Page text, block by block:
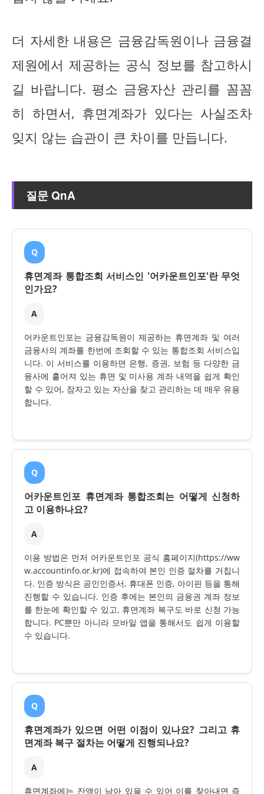
더 자세한 내용은 금융감독원이나 금융결
제원에서 제공하는 공식 정보를 참고하시
길 바랍니다. 평소 금융자산 관리를 꼼꼼
히 하면서, 휴면계좌가 있다는 사실조차
잊지 않는 습관이 큰 차이를 만듭니다.
질문 QnA
Q
휴면계좌 통합조회 서비스인 '어카운트인포'란 무엇
인가요?
A
어카운트인포는 금융감독원이 제공하는 휴면계좌 및 여러
금융사의 계좌를 한번에 조회할 수 있는 통합조회 서비스입
니다. 이 서비스를 이용하면 은행, 증권, 보험 등 다양한 금
융사에 흩어져 있는 휴면 및 미사용 계좌 내역을 쉽게 확인
할 수 있어, 잠자고 있는 자산을 찾고 관리하는 데 매우 유용
합니다.
Q
어카운트인포 휴면계좌 통합조회는 어떻게 신청하
고 이용하나요?
A
이용 방법은 먼저 어카운트인포 공식 홈페이지(https://ww
w.accountinfo.or.kr)에 접속하여 본인 인증 절차를 거칩니
다. 인증 방식은 공인인증서, 휴대폰 인증, 아이핀 등을 통해
진행할 수 있습니다. 인증 후에는 본인의 금융권 계좌 정보
를 한눈에 확인할 수 있고, 휴면계좌 복구도 바로 신청 가능
합니다. PC뿐만 아니라 모바일 앱을 통해서도 쉽게 이용할
수 있습니다.
Q
휴면계좌가 있으면 어떤 이점이 있나요? 그리고 휴
면계좌 복구 절차는 어떻게 진행되나요?
A
휴면계좌에는 잔액이 남아 있을 수 있어 이를 찾아내면 즉